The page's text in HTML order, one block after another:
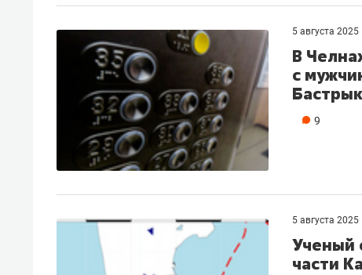
5 августа 2025
В
с
9
5 августа 2025
Ученый
части
чем интересен Оман?